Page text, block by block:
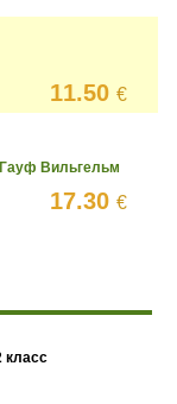
11.50€
Вильгельм
17.30€
класс